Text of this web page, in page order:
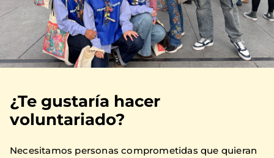
¿Te gustaría hacer
voluntariado?
Necesitamos personas comprometidas que quieran